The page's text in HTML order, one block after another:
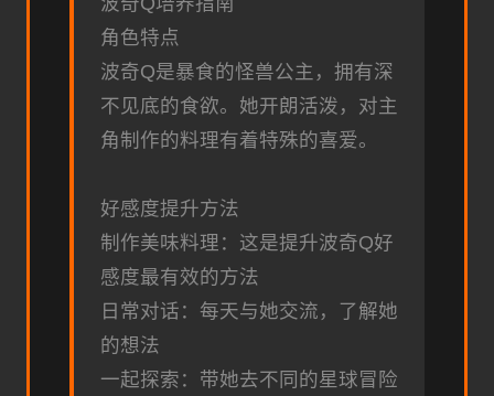
角色特点
波奇Q是暴食的怪兽公主，拥有深
不见底的食欲。她开朗活泼，对主
角制作的料理有着特殊的喜爱。
好感度提升方法
制作美味料理：这是提升波奇Q好
感度最有效的方法
日常对话：每天与她交流，了解她
的想法
一起探索：带她去不同的星球冒险